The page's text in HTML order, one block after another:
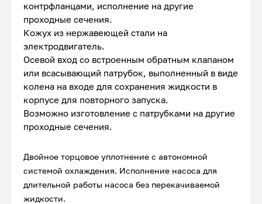
контрфланцами, исполнение на другие
проходные сечения.
Кожух из нержавеющей стали на
электродвигатель.
Осевой вход со встроенным обратным клапаном
или всасывающий патрубок, выполненный в виде
колена на входе для сохранения жидкости в
корпусе для повторного запуска.
Возможно изготовление с патрубками на другие
проходные сечения.
Двойное торцовое уплотнение с автономной
системой охлаждения. Исполнение насоса для
длительной работы насоса без перекачиваемой
жидкости.